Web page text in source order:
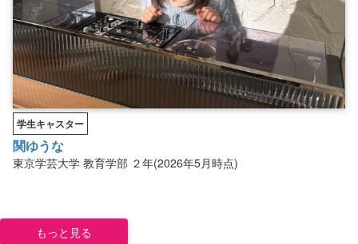
学生キャスター
関ゆうな
東京学芸大学 教育学部 ２年(2026年5月時点)
もっと見る